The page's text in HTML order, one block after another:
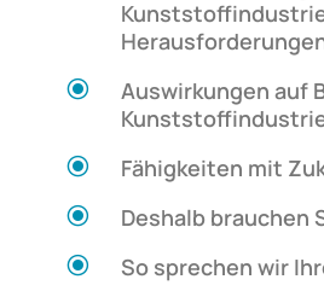
\
Auswirkungen auf
\ Fähigkeiten mit
\ Deshalb brauchen
\ So sprechen wir